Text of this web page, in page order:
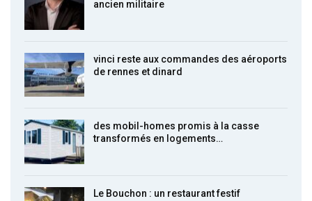
ancien militaire
vinci reste aux commandes des aéroports
de rennes et dinard
des mobil-homes promis à la casse
transformés en logements…
Le Bouchon : un restaurant festif